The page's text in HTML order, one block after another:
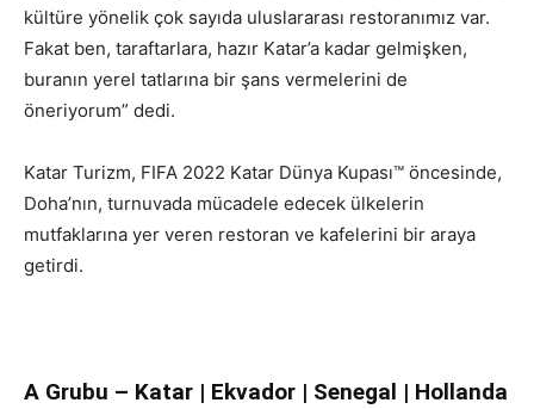
kültüre yönelik çok sayıda uluslararası restoranımız var.
Fakat ben, taraftarlara, hazır Katar’a kadar gelmişken,
buranın yerel tatlarına bir şans vermelerini de
öneriyorum” dedi.
Katar Turizm, FIFA 2022 Katar Dünya Kupası™ öncesinde,
Doha’nın, turnuvada mücadele edecek ülkelerin
mutfaklarına yer veren restoran ve kafelerini bir araya
getirdi.
A Grubu – Katar | Ekvador | Senegal | Hollanda